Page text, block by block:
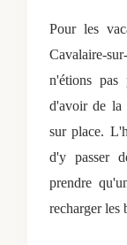
Pour les
Cavalaire-
n'étions
d'avoir de la
sur place.
d'y passer
prendre
recharger les